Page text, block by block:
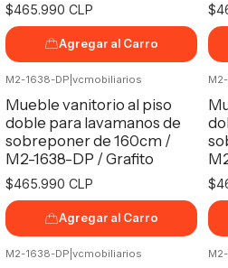
$465.990 CLP
Agregar al Carro
M2-1638-DP vcmobiliarios
Mueble vanitorio al piso
doble para lavamanos de
sobreponer de 160cm /
M2-1638-DP / Grafito
$465.990 CLP
Agregar al Carro
M2-1638-DP vcmobiliarios